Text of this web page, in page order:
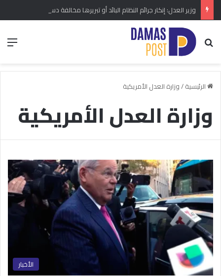
بحث عن
الرئيسية/وزارة العدل الأمريكية
وزارة العدل الأمريكية
الأخبار